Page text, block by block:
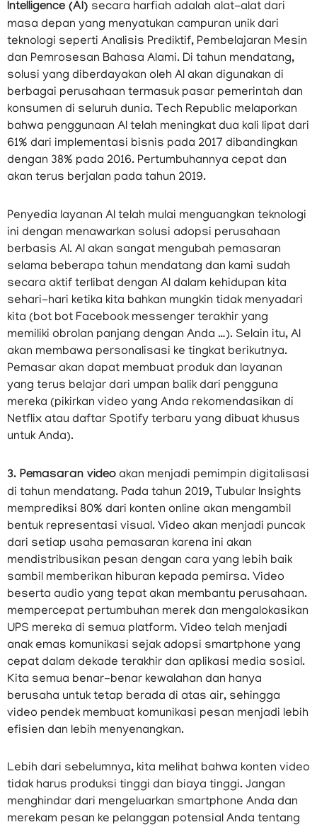
Intelligence (AI) secara harfiah adalah alat-alat dari
masa depan yang menyatukan campuran unik dari
teknologi seperti Analisis Prediktif, Pembelajaran Mesin
dan Pemrosesan Bahasa Alami. Di tahun mendatang,
solusi yang diberdayakan oleh AI akan digunakan di
berbagai perusahaan termasuk pasar pemerintah dan
konsumen di seluruh dunia. Tech Republic melaporkan
bahwa penggunaan AI telah meningkat dua kali lipat dari
61% dari implementasi bisnis pada 2017 dibandingkan
dengan 38% pada 2016. Pertumbuhannya cepat dan
akan terus berjalan pada tahun 2019.
Penyedia layanan AI telah mulai menguangkan teknologi
ini dengan menawarkan solusi adopsi perusahaan
berbasis AI. AI akan sangat mengubah pemasaran
selama beberapa tahun mendatang dan kami sudah
secara aktif terlibat dengan AI dalam kehidupan kita
sehari-hari ketika kita bahkan mungkin tidak menyadari
kita (bot bot Facebook messenger terakhir yang
memiliki obrolan panjang dengan Anda …). Selain itu, AI
akan membawa personalisasi ke tingkat berikutnya.
Pemasar akan dapat membuat produk dan layanan
yang terus belajar dari umpan balik dari pengguna
mereka (pikirkan video yang Anda rekomendasikan di
Netflix atau daftar Spotify terbaru yang dibuat khusus
untuk Anda).
3. Pemasaran video akan menjadi pemimpin digitalisasi
di tahun mendatang. Pada tahun 2019, Tubular Insights
memprediksi 80% dari konten online akan mengambil
bentuk representasi visual. Video akan menjadi puncak
dari setiap usaha pemasaran karena ini akan
mendistribusikan pesan dengan cara yang lebih baik
sambil memberikan hiburan kepada pemirsa. Video
beserta audio yang tepat akan membantu perusahaan.
mempercepat pertumbuhan merek dan mengalokasikan
UPS mereka di semua platform. Video telah menjadi
anak emas komunikasi sejak adopsi smartphone yang
cepat dalam dekade terakhir dan aplikasi media sosial.
Kita semua benar-benar kewalahan dan hanya
berusaha untuk tetap berada di atas air, sehingga
video pendek membuat komunikasi pesan menjadi lebih
efisien dan lebih menyenangkan.
Lebih dari sebelumnya, kita melihat bahwa konten video
tidak harus produksi tinggi dan biaya tinggi. Jangan
menghindar dari mengeluarkan smartphone Anda dan
merekam pesan ke pelanggan potensial Anda tentang